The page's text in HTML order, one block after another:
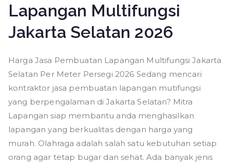
Lapangan Multifungsi
Jakarta Selatan 2026
Harga Jasa Pembuatan Lapangan Multifungsi Jakarta
Selatan Per Meter Persegi 2026 Sedang mencari
kontraktor jasa pembuatan lapangan mutifungsi
yang berpengalaman di Jakarta Selatan? Mitra
Lapangan siap membantu anda menghasilkan
lapangan yang berkualitas dengan harga yang
murah. Olahraga adalah salah satu kebutuhan setiap
orang agar tetap bugar dan sehat. Ada banyak jenis